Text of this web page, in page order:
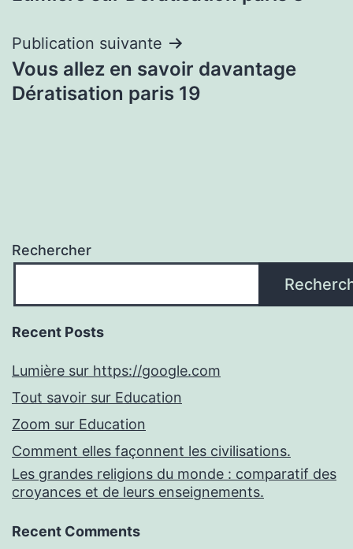
de
l’article
Publication suivante
Vous allez en savoir davantage
Dératisation paris 19
Rechercher
Recent Posts
Lumière sur https://google.com
Tout savoir sur Education
Zoom sur Education
Comment elles façonnent les civilisations.
Les grandes religions du monde : comparatif des
croyances et de leurs enseignements.
Recent Comments